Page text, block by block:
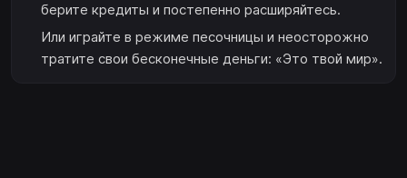
берите кредиты и постепенно расширяйтесь.
Или играйте в режиме песочницы и неосторожно
тратите свои бесконечные деньги: «Это твой мир».